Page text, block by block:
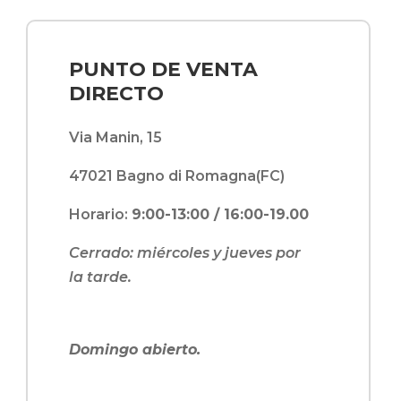
PUNTO DE VENTA
DIRECTO
Via Manin, 15
47021 Bagno di Romagna(FC)
Horario: 9:00-13:00 / 16:00-19.00
Cerrado: miércoles y jueves por
la tarde.
Domingo abierto.